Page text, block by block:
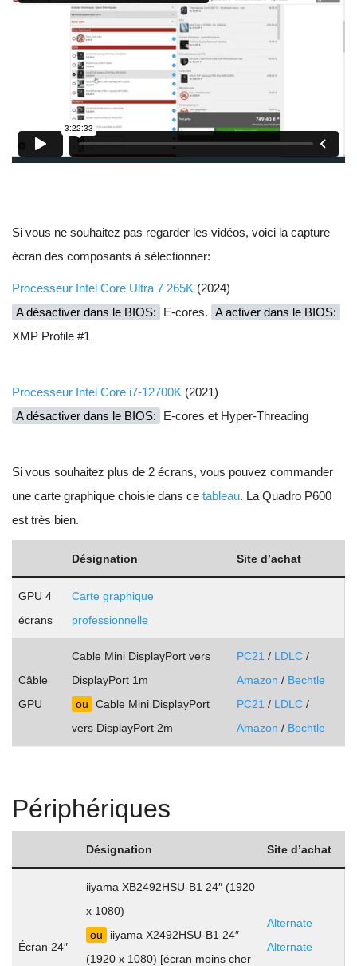
Si vous ne souhaitez pas regarder les vidéos, voici la capture
écran des composants à sélectionner:
Processeur Intel Core Ultra 7 265K (2024)
A désactiver dans le BIOS:
E-cores. A activer dans le BIOS:
XMP Profile #1
Processeur Intel Core i7-12700K (2021)
A désactiver dans le BIOS:
E-cores et Hyper-Threading
Si vous souhaitez plus de 2 écrans, vous pouvez commander
une carte graphique choisie dans ce tableau. La Quadro P600
est très bien.
Désignation Site d’achat
GPU 4
écrans
Carte graphique
professionnelle
Câble
GPU
Cable Mini DisplayPort vers
DisplayPort 1m
ou
Cable Mini DisplayPort
vers DisplayPort 2m
PC21 / LDLC /
Amazon / Bechtle
PC21 / LDLC /
Amazon / Bechtle
Périphériques
Désignation Site d’achat
Écran 24″
iiyama XB2492HSU-B1 24″ (1920
x 1080)
ou
iiyama X2492HSU-B1 24″
(1920 x 1080) [écran moins cher
Alternate
Alternate